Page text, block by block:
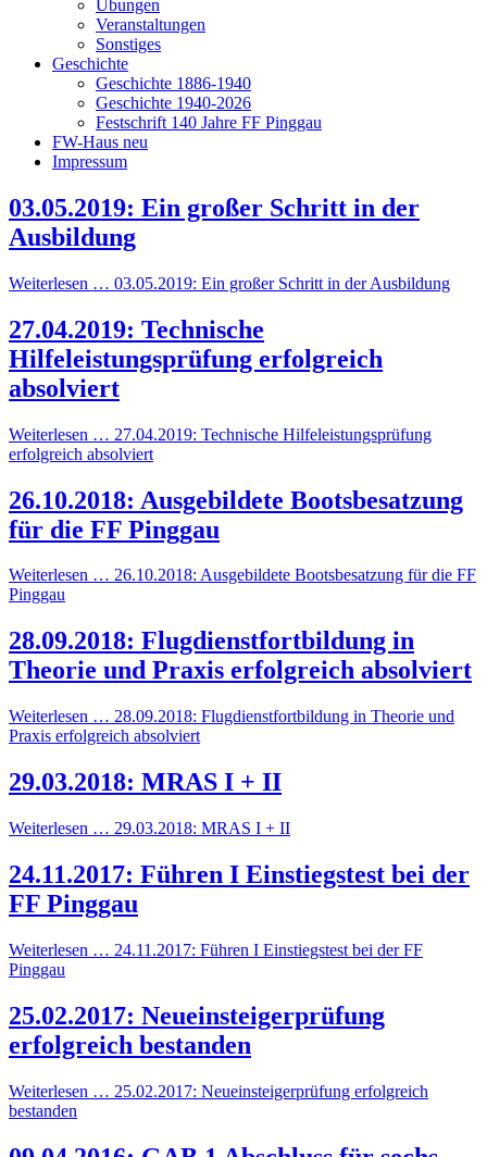
Übungen
Veranstaltungen
Sonstiges
Geschichte
Geschichte 1886-1940
Geschichte 1940-2026
Festschrift 140 Jahre FF Pinggau
FW-Haus neu
Impressum
03.05.2019: Ein großer Schritt in der
Ausbildung
Weiterlesen … 03.05.2019: Ein großer Schritt in der Ausbildung
27.04.2019: Technische
Hilfeleistungsprüfung erfolgreich
absolviert
Weiterlesen … 27.04.2019: Technische Hilfeleistungsprüfung
erfolgreich absolviert
26.10.2018: Ausgebildete Bootsbesatzung
für die FF Pinggau
Weiterlesen … 26.10.2018: Ausgebildete Bootsbesatzung für die FF
Pinggau
28.09.2018: Flugdienstfortbildung in
Theorie und Praxis erfolgreich absolviert
Weiterlesen … 28.09.2018: Flugdienstfortbildung in Theorie und
Praxis erfolgreich absolviert
29.03.2018: MRAS I + II
Weiterlesen … 29.03.2018: MRAS I + II
24.11.2017: Führen I Einstiegstest bei der
FF Pinggau
Weiterlesen … 24.11.2017: Führen I Einstiegstest bei der FF
Pinggau
25.02.2017: Neueinsteigerprüfung
erfolgreich bestanden
Weiterlesen … 25.02.2017: Neueinsteigerprüfung erfolgreich
bestanden